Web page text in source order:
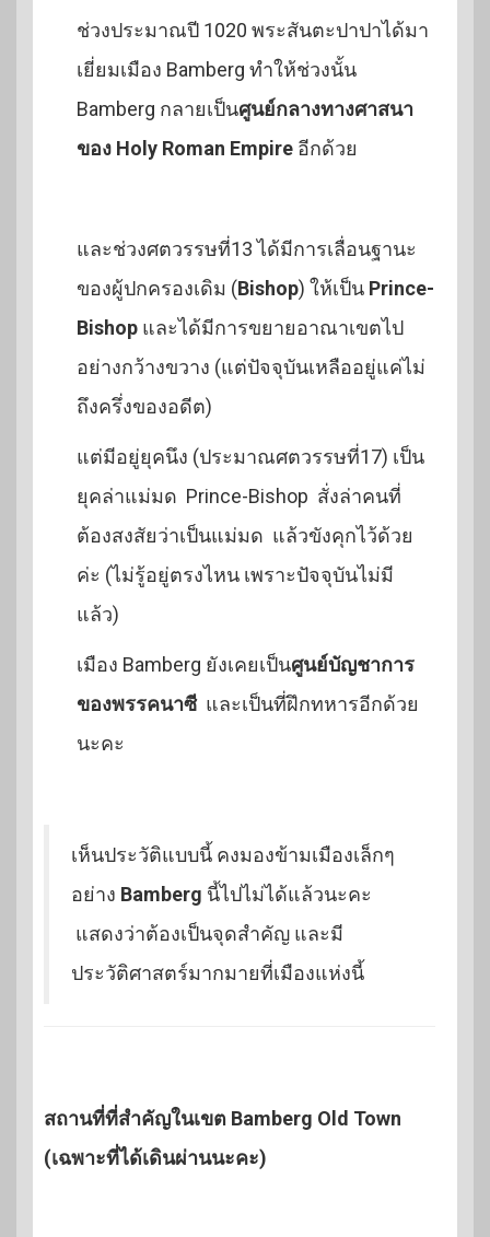
ช่วงประมาณปี 1020 พระสันตะปาปาได้มา
เยี่ยมเมือง Bamberg ทำให้ช่วงนั้น
Bamberg กลายเป็นศูนย์กลางทางศาสนา
ของ Holy Roman Empire อีกด้วย
และช่วงศตวรรษที่13 ได้มีการเลื่อนฐานะ
ของผู้ปกครองเดิม (Bishop) ให้เป็น Prince-
Bishop และได้มีการขยายอาณาเขตไป
อย่างกว้างขวาง (แต่ปัจจุบันเหลืออยู่แค่ไม่
ถึงครึ่งของอดีต)
แต่มีอยู่ยุคนึง (ประมาณศตวรรษที่17) เป็น
ยุคล่าแม่มด Prince-Bishop สั่งล่าคนที่
ต้องสงสัยว่าเป็นแม่มด แล้วขังคุกไว้ด้วย
ค่ะ (ไม่รู้อยู่ตรงไหน เพราะปัจจุบันไม่มี
แล้ว)
เมือง Bamberg ยังเคยเป็นศูนย์บัญชาการ
ของพรรคนาซีและเป็นที่ฝึกทหารอีกด้วย
นะคะ
เห็นประวัติแบบนี้ คงมองข้ามเมืองเล็กๆ
อย่าง Bamberg นี้ไปไม่ได้แล้วนะคะ
แสดงว่าต้องเป็นจุดสำคัญ และมี
ประวัติศาสตร์มากมายที่เมืองแห่งนี้
สถานที่ที่สำคัญในเขต Bamberg Old Town
(เฉพาะที่ได้เดินผ่านนะคะ)